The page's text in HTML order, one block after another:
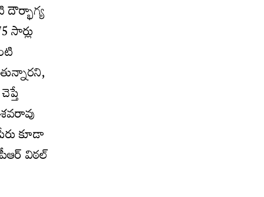
దౌర్భాగ్య
సార్లు
కూడా
విఠల్